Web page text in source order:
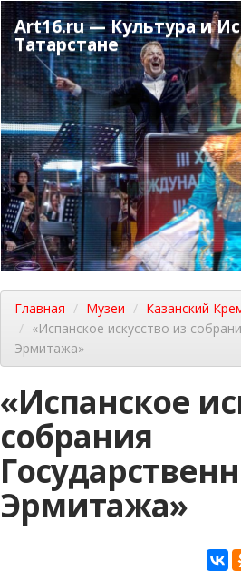
Перейти
к
основному
содержанию
Art16.ru — Культура и
Татарстане
Главная Музеи Казанский
«Испанское искусство из
Эрмитажа»
«Испанское
собрания
Эрмитажа»